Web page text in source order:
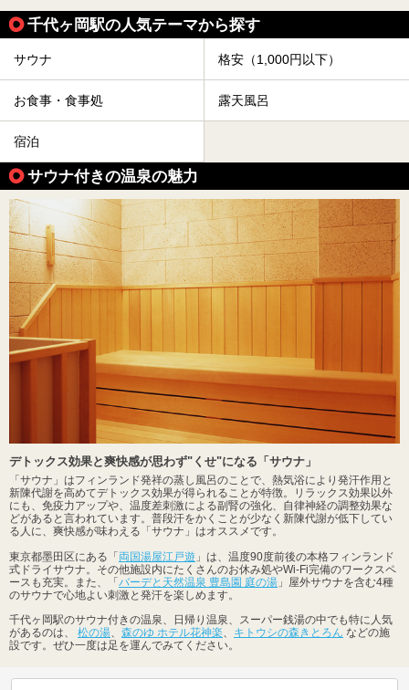
千代ヶ岡駅の人気テーマから探す
サウナ 格安（1,000円以下）
お食事・食事処 露天風呂
宿泊
サウナ付きの温泉の魅力
デトックス効果と爽快感が思わず"くせ"になる「サウナ」
「サウナ」はフィンランド発祥の蒸し風呂のことで、熱気浴により発汗作用と
新陳代謝を高めてデトックス効果が得られることが特徴。リラックス効果以外
にも、免疫力アップや、温度差刺激による副腎の強化、自律神経の調整効果な
どがあると言われています。普段汗をかくことが少なく新陳代謝が低下してい
る人に、爽快感が味わえる「サウナ」はオススメです。
東京都墨田区にある「両国湯屋江戸遊 」は、温度90度前後の本格フィンランド
式ドライサウナ。その他施設内にたくさんのお休み処やWi-Fi完備のワークスペ
ースも充実。また、「バーデと天然温泉 豊島園 庭の湯 」屋外サウナを含む4種
のサウナで心地よい刺激と発汗を楽しめます。
千代ヶ岡駅のサウナ付きの温泉、日帰り温泉、スーパー銭湯の中でも特に人気
があるのは、 松の湯 森のゆ ホテル花神楽 キトウシの森きとろん などの施
設です。ぜひ一度は足を運んでみてください。